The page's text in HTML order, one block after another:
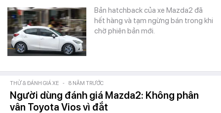
Bản hatchback của xe Mazda2 đã
hết hàng và tạm ngừng bán trong khi
chờ phiên bản mới.
THỬ & ĐÁNH GIÁ XE - 8 NĂM TRƯỚC
Người dùng đánh giá Mazda2: Không phân
vân Toyota Vios vì đắt